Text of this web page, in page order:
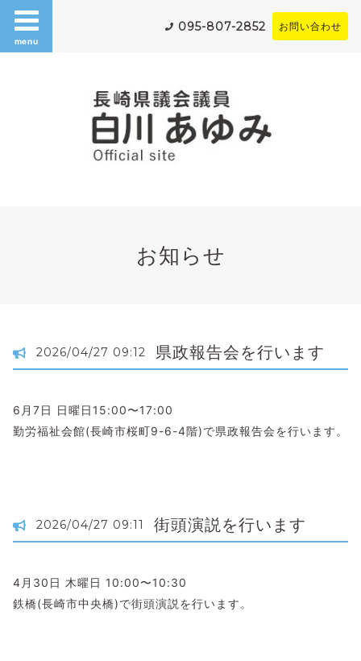
menu
095-807-2852 お問い合わせ
お知らせ
2026/04/27 09:12 県政報告会を行います
6月7日 日曜日15:00〜17:00
勤労福祉会館(長崎市桜町9-6-4階)で県政報告会を行います。
2026/04/27 09:11 街頭演説を行います
4月30日 木曜日 10:00〜10:30
鉄橋(長崎市中央橋)で街頭演説を行います。